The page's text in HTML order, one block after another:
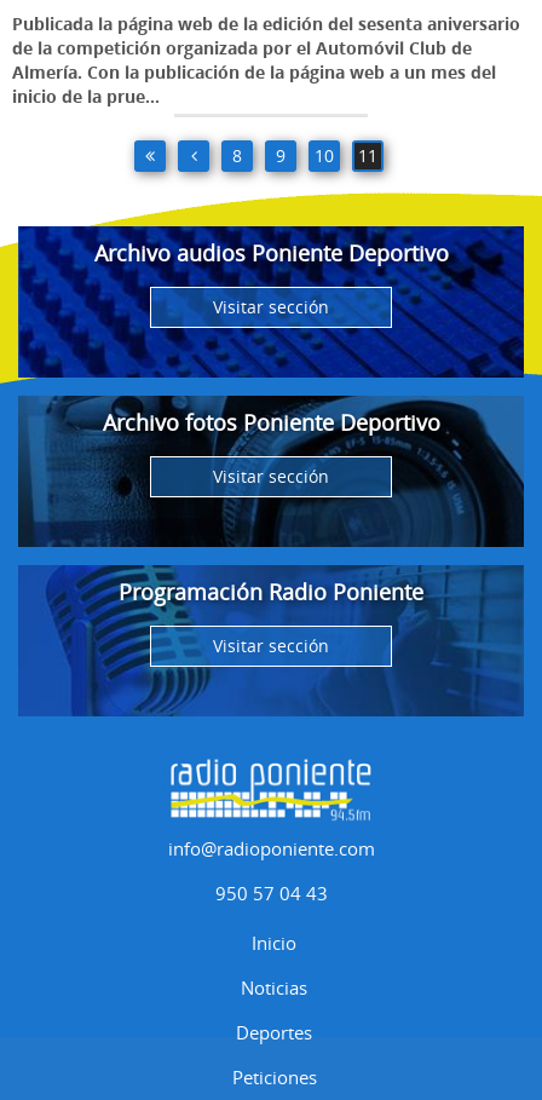
Publicada la página web de la edición del sesenta aniversario
de la competición organizada por el Automóvil Club de
Almería. Con la publicación de la página web a un mes del
inicio de la prue...
8 9 10 11
Archivo audios Poniente Deportivo
Visitar sección
Archivo fotos Poniente Deportivo
Visitar sección
Programación Radio Poniente
Visitar sección
info@radioponiente.com
950 57 04 43
Inicio
Noticias
Deportes
Peticiones